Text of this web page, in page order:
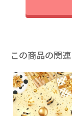
この商品の関